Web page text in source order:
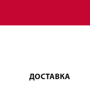
ДОСТАВКА